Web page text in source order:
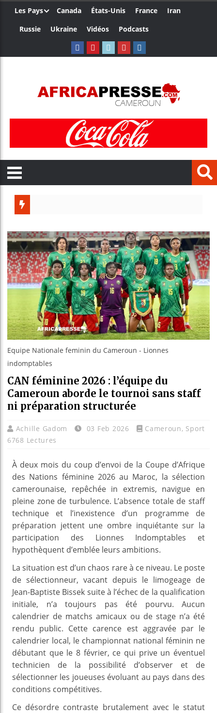
Les Pays Canada États-Unis France
Iran
Russie
Ukraine Vidéos Podcasts
Réforme
Bénin :
Aliko
Equipe Nationale feminin du Cameroun - Lionnes
indomptables
CAN féminine 2026 : l’équipe du
Cameroun aborde le tournoi sans staff
ni préparation structurée
Achille Gadom 03 Feb 2026 Cameroun, Sport
6768 Lectures
À deux mois du coup d’envoi de la Coupe d’Afrique
des Nations féminine 2026 au Maroc, la sélection
camerounaise, repêchée in extremis, navigue en
pleine zone de turbulence. L’absence totale de staff
technique et l’inexistence d’un programme de
préparation jettent une ombre inquiétante sur la
participation des Lionnes Indomptables et
hypothèquent d’emblée leurs ambitions.
La situation est d’un chaos rare à ce niveau. Le poste
de sélectionneur, vacant depuis le limogeage de
Jean-Baptiste Bissek suite à l’échec de la qualification
initiale, n’a toujours pas été pourvu. Aucun
calendrier de matchs amicaux ou de stage n’a été
rendu public. Cette carence est aggravée par le
calendrier local, le championnat national féminin ne
débutant que le 8 février, ce qui prive un éventuel
technicien de la possibilité d’observer et de
sélectionner les joueuses évoluant au pays dans des
conditions compétitives.
Ce désordre contraste brutalement avec le statut